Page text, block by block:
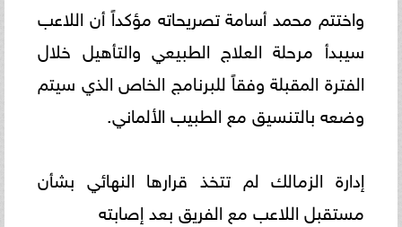
واختتم محمد أسامة تصريحاته مؤكداً أن اللاعب
سيبدأ مرحلة العلاج الطبيعي والتأهيل خلال
الفترة المقبلة وفقاً للبرنامج الخاص الذي سيتم
وضعه بالتنسيق مع الطبيب الألماني.
إدارة الزمالك لم تتخذ قرارها النهائي بشأن
مستقبل اللاعب مع الفريق بعد إصابته